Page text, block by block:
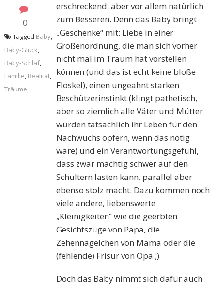
0
erschreckend, aber vor allem natürlich
zum Besseren. Denn das Baby bringt
„Geschenke“ mit: Liebe in einer
Größenordnung, die man sich vorher
nicht mal im Traum hat vorstellen
können (und das ist echt keine bloße
Floskel), einen ungeahnt starken
Beschützerinstinkt (klingt pathetisch,
aber so ziemlich alle Väter und Mütter
würden tatsächlich ihr Leben für den
Nachwuchs opfern, wenn das nötig
wäre) und ein Verantwortungsgefühl,
dass zwar mächtig schwer auf den
Schultern lasten kann, parallel aber
ebenso stolz macht. Dazu kommen noch
viele andere, liebenswerte
„Kleinigkeiten“ wie die geerbten
Gesichtszüge von Papa, die
Zehennägelchen von Mama oder die
(fehlende) Frisur von Opa ;)
Doch das Baby nimmt sich dafür auch
Tagged Baby,
Baby-Glück,
Baby-Schlaf,
Familie, Realität,
Träume